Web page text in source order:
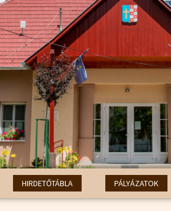
HIRDETŐTÁBLA PÁLYÁZATOK